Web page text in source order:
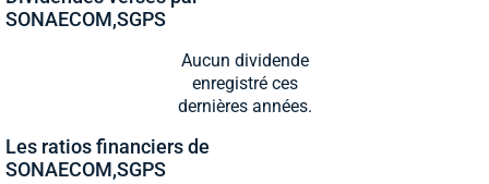
SONAECOM,SGPS
Aucun dividende
enregistré ces
dernières années.
Les ratios financiers de
SONAECOM,SGPS